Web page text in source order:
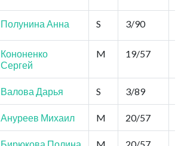
Полунина Анна S 3/90
Кононенко
Сергей
M 19/57
Валова Дарья S 3/89
Ануреев Михаил M 20/57